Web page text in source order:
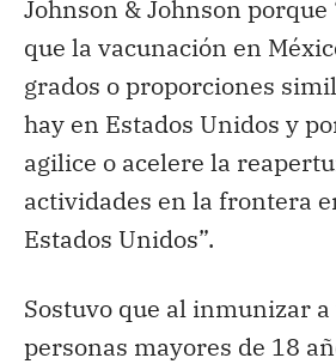
Johnson & Johnson porque
que la vacunación en
grados o proporciones
hay en Estados Unidos y
agilice o acelere la
actividades en la frontera
Estados Unidos”.
Sostuvo que al inmunizar a
personas mayores de 18